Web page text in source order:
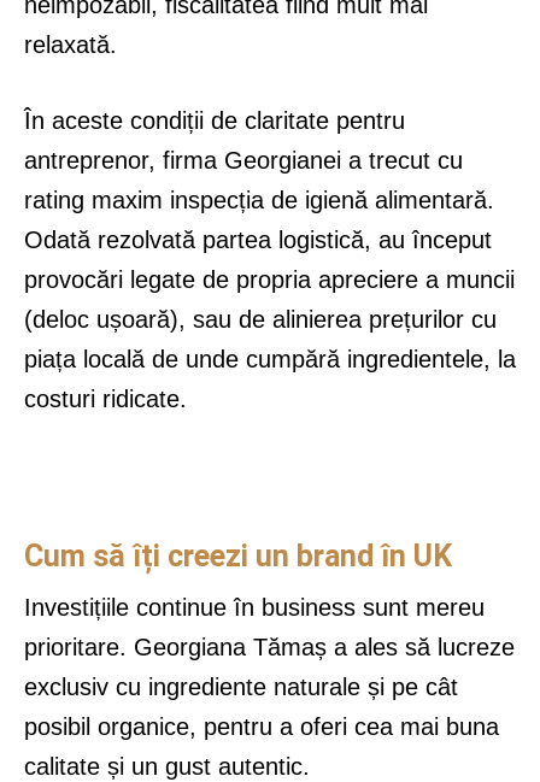
relaxată.
În aceste condiții de claritate pentru
antreprenor, firma Georgianei a trecut cu
rating maxim inspecția de igienă alimentară.
Odată rezolvată partea logistică, au început
provocări legate de propria apreciere a muncii
(deloc ușoară), sau de alinierea prețurilor cu
piața locală de unde cumpără ingredientele, la
costuri ridicate.
Cum să îți creezi un brand în UK
Investițiile continue în business sunt mereu
prioritare. Georgiana Tămaș a ales să lucreze
exclusiv cu ingrediente naturale și pe cât
posibil organice, pentru a oferi cea mai buna
calitate și un gust autentic.